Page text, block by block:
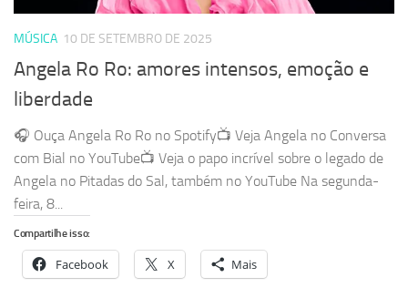
MÚSICA 10 DE SETEMBRO DE 2025
Angela Ro Ro: amores intensos, emoção e
liberdade
🎧 Ouça Angela Ro Ro no Spotify📺 Veja Angela no Conversa
com Bial no YouTube📺 Veja o papo incrível sobre o legado de
Angela no Pitadas do Sal, também no YouTube Na segunda-
feira, 8...
Compartilhe isso:
Facebook X Mais